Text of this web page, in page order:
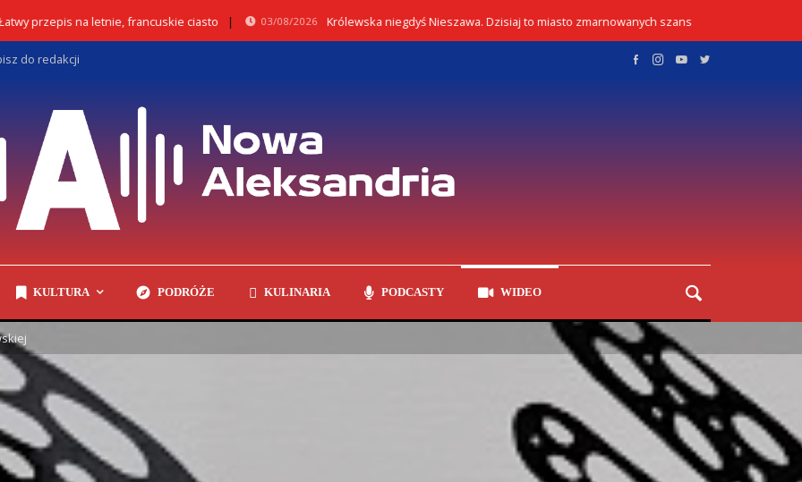
przepis na letnie, francuskie ciasto 03/08/2026 Królewska niegdyś Nieszawa. Dzisiaj to miasto zmarnowanych szans
do redakcji
KULTURA PODRÓŻE KULINARIA PODCASTY WIDEO